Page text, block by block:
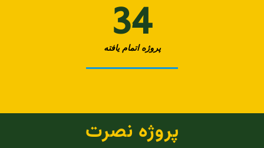
پروژه اتمام یافته
34
پروژه نصرت